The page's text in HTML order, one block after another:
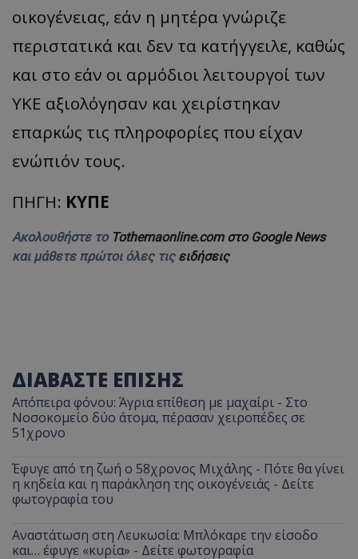
οικογένειας, εάν η μητέρα γνώριζε
περιστατικά και δεν τα κατήγγειλε, καθώς
και στο εάν οι αρμόδιοι λειτουργοί των
ΥΚΕ αξιολόγησαν και χειρίστηκαν
επαρκώς τις πληροφορίες που είχαν
ενώπιόν τους.
ΠΗΓΗ: ΚΥΠΕ
Ακολουθήστε το Tothemaonline.com στο Google News
και μάθετε πρώτοι όλες τις ειδήσεις
ΔΙΑΒΑΣΤΕ ΕΠΙΣΗΣ
Απόπειρα φόνου: Άγρια επίθεση με μαχαίρι - Στο
Νοσοκομείο δύο άτομα, πέρασαν χειροπέδες σε
51χρονο
Έφυγε από τη ζωή ο 58χρονος Μιχάλης - Πότε θα γίνει
η κηδεία και η παράκληση της οικογένειάς - Δείτε
φωτογραφία του
Αναστάτωση στη Λευκωσία: Μπλόκαρε την είσοδο
και… έφυγε «κυρία» - Δείτε φωτογραφία
ASP.NET_SessionId
Microsoft Corporation
lifenewscy.tothemaonline.com
CookieScriptConsent